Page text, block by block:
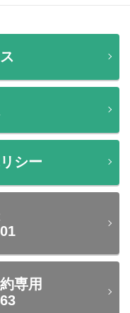
シー
専用